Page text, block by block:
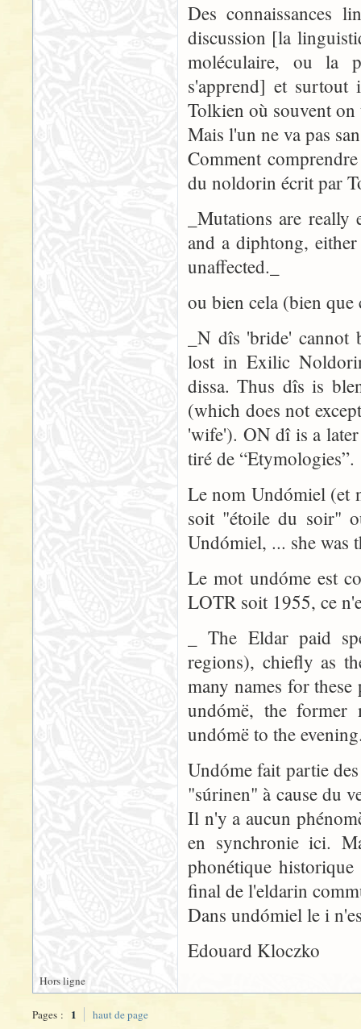
Des connaissances
discussion [la
moléculaire, ou la
s'apprend] et
Tolkien où souvent on
Mais l'un ne va pas
Comment
du noldorin écrit par
_Mutations are
and a diphtong,
unaffected._
ou bien cela (bien
_N dîs 'bride'
lost in Exilic
dissa. Thus dîs is
(which does not
'wife'). ON dî is a
tiré de “Etymologies”.
Le nom Undómiel (et
soit "étoile du soir"
Undómiel, ... she was
Le mot undóme est
LOTR soit 1955, ce
_ The Eldar paid
regions), chiefly as
many names for
undómë, the former
undómë to the
Undóme fait partie
"súrinen" à cause du
Il n'y a aucun
en synchronie ici.
phonétique
final de l'eldarin
Dans undómiel le i
Edouard Kloczko
Hors ligne
Pages : 1 haut de page